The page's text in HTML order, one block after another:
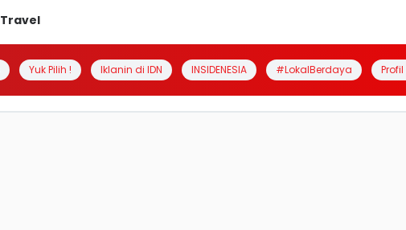
Travel
Yuk Pilih ! Iklanin di IDN INSIDENESIA #LokalBerdaya